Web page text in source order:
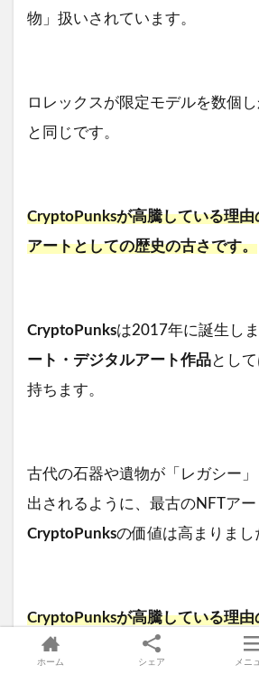
物」扱いされています。
ロレックスが限定モデルを数個
と同じです。
CryptoPunksが高騰している理
アートとしての歴史の古さです。
CryptoPunksは2017年に誕生しま
ート・デジタルアート作品とし
持ちます。
古代の石器や遺物が「レガシー
出されるように、最古のNFTアー
CryptoPunksの価値は高まりまし
CryptoPunksが高騰している理
性の塊だからです。
ホーム シェア メニ